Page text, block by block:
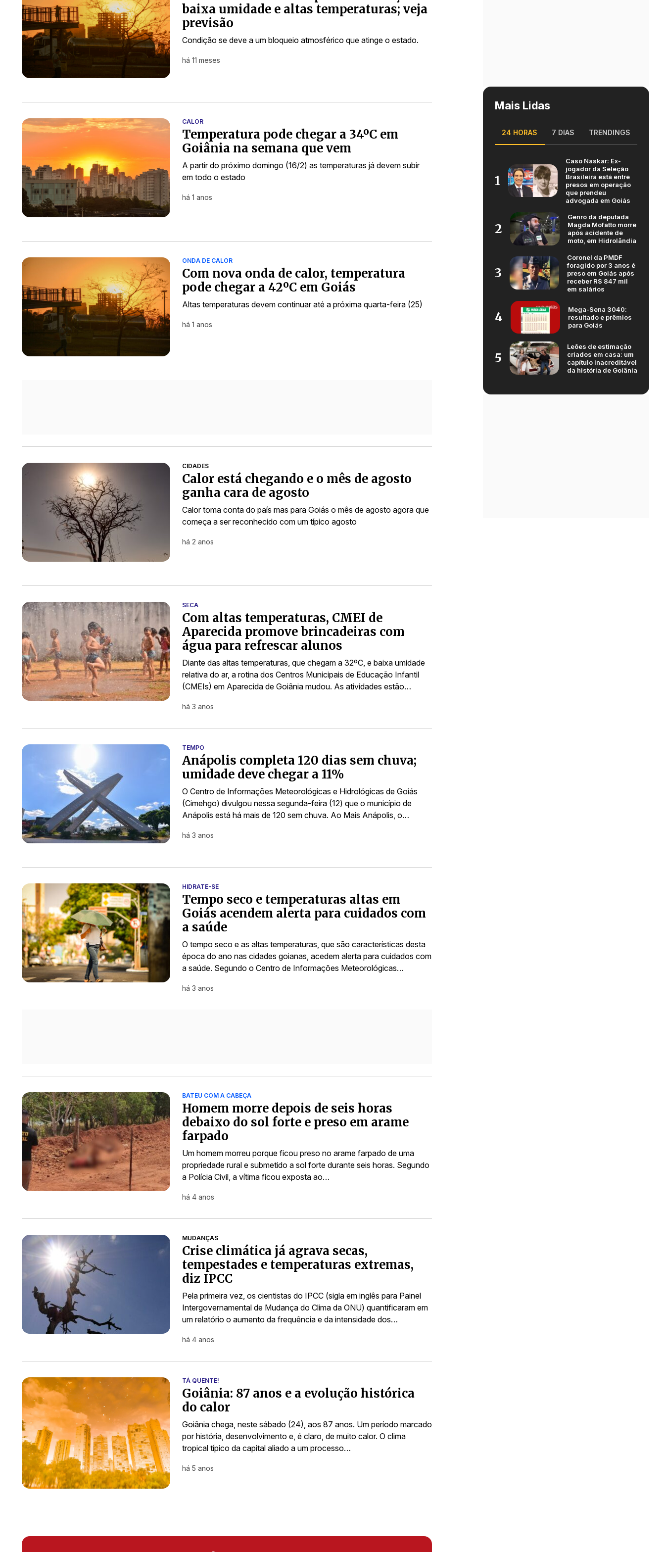
baixa umidade e altas temperaturas; veja
previsão
Condição se deve a um bloqueio atmosférico que atinge o estado.
há 11 meses
CALOR
Temperatura pode chegar a 34ºC em
Goiânia na semana que vem
A partir do próximo domingo (16/2) as temperaturas já devem subir
em todo o estado
há 1 anos
ONDA DE CALOR
Com nova onda de calor, temperatura
pode chegar a 42ºC em Goiás
Altas temperaturas devem continuar até a próxima quarta-feira (25)
há 1 anos
CIDADES
Calor está chegando e o mês de agosto
ganha cara de agosto
Calor toma conta do país mas para Goiás o mês de agosto agora que
começa a ser reconhecido com um típico agosto
há 2 anos
SECA
Com altas temperaturas, CMEI de
Aparecida promove brincadeiras com
água para refrescar alunos
Diante das altas temperaturas, que chegam a 32ºC, e baixa umidade
relativa do ar, a rotina dos Centros Municipais de Educação Infantil
(CMEIs) em Aparecida de Goiânia mudou. As atividades estão…
há 3 anos
TEMPO
Anápolis completa 120 dias sem chuva;
umidade deve chegar a 11%
O Centro de Informações Meteorológicas e Hidrológicas de Goiás
(Cimehgo) divulgou nessa segunda-feira (12) que o município de
Anápolis está há mais de 120 sem chuva. Ao Mais Anápolis, o…
há 3 anos
HIDRATE-SE
Tempo seco e temperaturas altas em
Goiás acendem alerta para cuidados com
a saúde
O tempo seco e as altas temperaturas, que são características desta
época do ano nas cidades goianas, acedem alerta para cuidados com
a saúde. Segundo o Centro de Informações Meteorológicas…
há 3 anos
BATEU COM A CABEÇA
Homem morre depois de seis horas
debaixo do sol forte e preso em arame
farpado
Um homem morreu porque ficou preso no arame farpado de uma
propriedade rural e submetido a sol forte durante seis horas. Segundo
a Polícia Civil, a vítima ficou exposta ao…
há 4 anos
MUDANÇAS
Crise climática já agrava secas,
tempestades e temperaturas extremas,
diz IPCC
Pela primeira vez, os cientistas do IPCC (sigla em inglês para Painel
Intergovernamental de Mudança do Clima da ONU) quantificaram em
um relatório o aumento da frequência e da intensidade dos…
há 4 anos
TÁ QUENTE!
Goiânia: 87 anos e a evolução histórica
do calor
Goiânia chega, neste sábado (24), aos 87 anos. Um período marcado
por história, desenvolvimento e, é claro, de muito calor. O clima
tropical típico da capital aliado a um processo…
há 5 anos
Mais Lidas
24 HORAS 7 DIAS TRENDINGS
1
Caso Naskar: Ex-
jogador da Seleção
Brasileira está entre
presos em operação
que prendeu
advogada em Goiás
2
Genro da deputada
Magda Mofatto morre
após acidente de
moto, em Hidrolândia
3
Coronel da PMDF
foragido por 3 anos é
preso em Goiás após
receber R$ 847 mil
em salários
4
Mega-Sena 3040:
resultado e prêmios
para Goiás
5
Leões de estimação
criados em casa: um
capítulo inacreditável
da história de Goiânia